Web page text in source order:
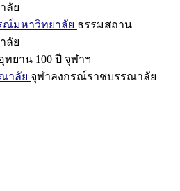
ลัย
ณ์มหาวิทยาลัย ธรรมสถาน
ลัย
ทยาน 100 ปี จุฬาฯ
าลัย จุฬาลงกรณ์ราชบรรณาลัย